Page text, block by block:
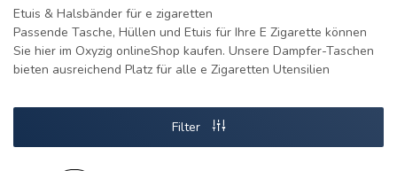
Etuis & Halsbänder für e zigaretten
Passende Tasche, Hüllen und Etuis für Ihre E Zigarette können
Sie hier im Oxyzig onlineShop kaufen. Unsere Dampfer-Taschen
bieten ausreichend Platz für alle e Zigaretten Utensilien
Filter